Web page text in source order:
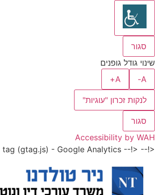
סגור
שינוי גודל גופנים
A-
A+
לנקות זכרון "עוגיות"
סגור
Accessibility by WAH
<!--
<!-- Global site tag (gtag.js) - Google Analytics